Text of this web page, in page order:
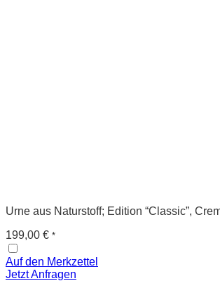
Urne aus Naturstoff; Edition “Classic”,
199,00 € *
Auf den Merkzettel
Jetzt Anfragen